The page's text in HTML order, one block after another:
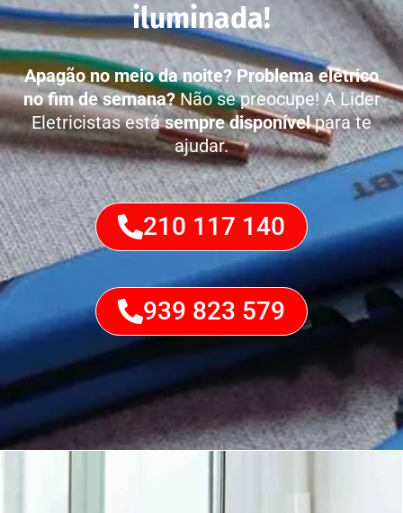
iluminada!
Apagão no meio da noite? Problema elétrico
no fim de semana?Não se preocupe! A Lider
Eletricistas estásempre disponívelpara te
ajudar.
210 117 140
939 823 579